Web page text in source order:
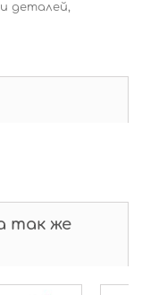
деталей,
так же